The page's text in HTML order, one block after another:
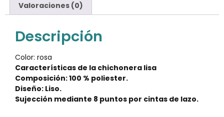
Valoraciones (0)
Descripción
Color: rosa
Características de la chichonera lisa
Composición: 100 % poliester.
Diseño: Liso.
Sujección mediante 8 puntos por cintas de lazo.